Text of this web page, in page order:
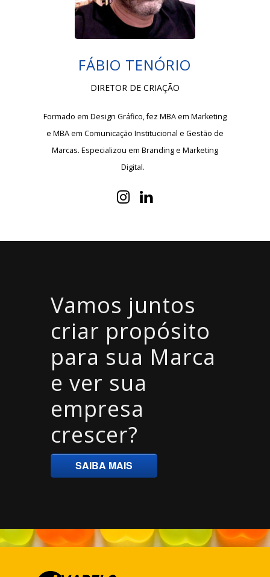
FÁBIO TENÓRIO
DIRETOR DE CRIAÇÃO
Formado em Design Gráfico, fez MBA em Marketing
e MBA em Comunicação Institucional e Gestão de
Marcas. Especializou em Branding e Marketing
Digital.
Vamos juntos
criar propósito
para sua Marca
e ver sua
empresa
crescer?
SAIBA MAIS